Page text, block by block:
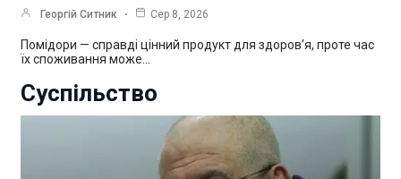
Георгій Ситник Сер 8, 2026
Помідори — справді цінний продукт для здоров’я, проте час
їх споживання може…
Суспільство